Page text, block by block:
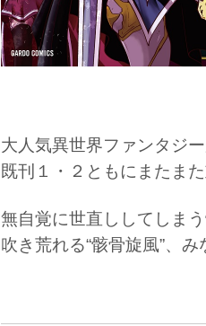
大人気異世界ファンタジー
既刊１・２ともにまたまた
無自覚に世直ししてしま
吹き荒れる“骸骨旋風”、